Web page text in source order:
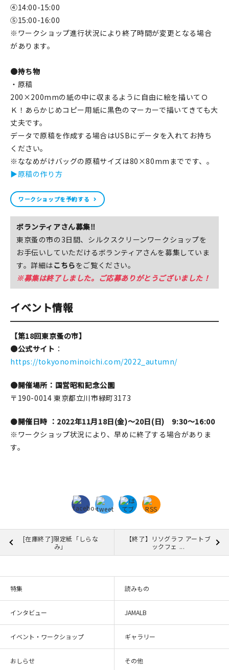
④14:00-15:00
⑤15:00-16:00
※ワークショップ進行状況により終了時間が変更となる場合
があります。
●持ち物
・原稿
200×200mmの紙の中に収まるように自由に絵を描いてＯ
Ｋ！あらかじめコピー用紙に黒色のマーカーで描いてきても大
丈夫です。
データで原稿を作成する場合はUSBにデータを入れてお持ち
ください。
※ななめがけバッグの原稿サイズは80×80mmまでです、。
▶原稿の作り方
ワークショップを予約する
ボランティアさん募集‼
東京蚤の市の3日間、シルクスクリーンワークショップを
お手伝いしていただけるボランティアさんを募集していま
す。詳細はこちらをご覧ください。
※募集は終了しました。ご応募ありがとうございました！
イベント情報
【第18回東京蚤の市】
●公式サイト ：
https://tokyonominoichi.com/2022_autumn/
●開催場所：国営昭和記念公園
〒190-0014 東京都立川市緑町3173
●開催日時 ：2022年11月18日(金)～20日(日) 9:30〜16:00
※ワークショップ状況により、早めに終了する場合がありま
す。
[在庫終了]限定紙「しらな
み」
【終了】リソグラフ アートブ
ックフェ ...
特集 読みもの
インタビュー JAMALB
イベント・ワークショップ ギャラリー
おしらせ その他